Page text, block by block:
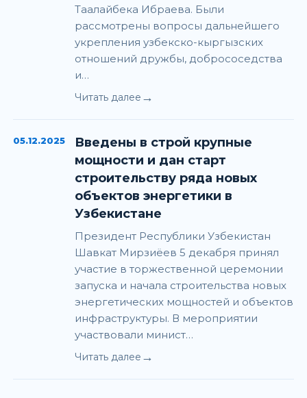
Таалайбека Ибраева. Были
рассмотрены вопросы дальнейшего
укрепления узбекско-кыргызских
отношений дружбы, добрососедства
и…
Читать далее →
05.12.2025
Введены в строй крупные
мощности и дан старт
строительству ряда новых
объектов энергетики в
Узбекистане
Президент Республики Узбекистан
Шавкат Мирзиёев 5 декабря принял
участие в торжественной церемонии
запуска и начала строительства новых
энергетических мощностей и объектов
инфраструктуры. В мероприятии
участвовали минист…
Читать далее →